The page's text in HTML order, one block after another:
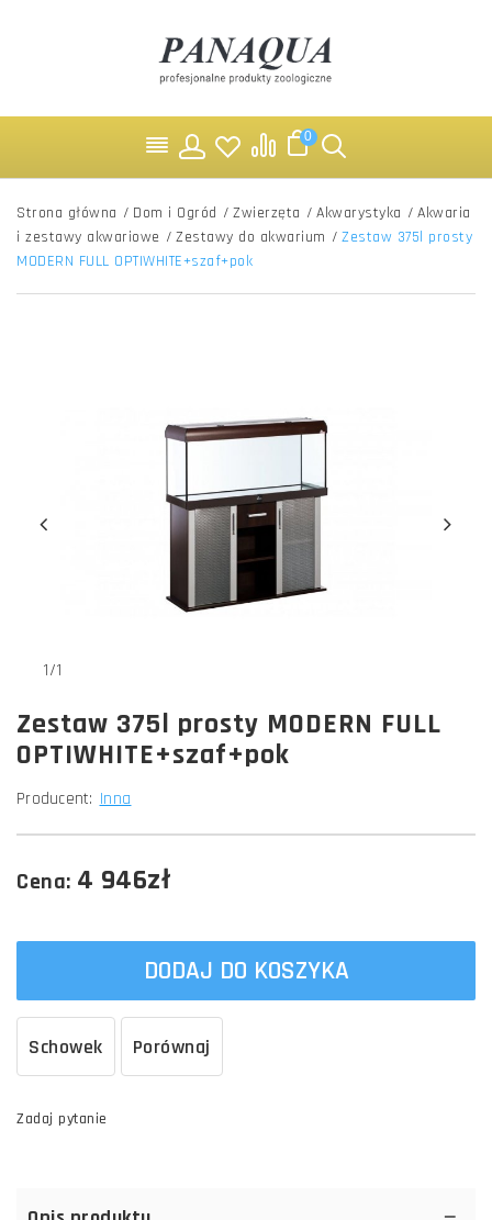
0
Strona główna / Dom i Ogród / Zwierzęta / Akwarystyka / Akwaria
i zestawy akwariowe / Zestawy do akwarium / Zestaw 375l prosty
MODERN FULL OPTIWHITE+szaf+pok
1/1
Zestaw 375l prosty MODERN FULL
OPTIWHITE+szaf+pok
Producent: Inna
Cena: 4 946zł
DODAJ DO KOSZYKA
Schowek Porównaj
Zadaj pytanie